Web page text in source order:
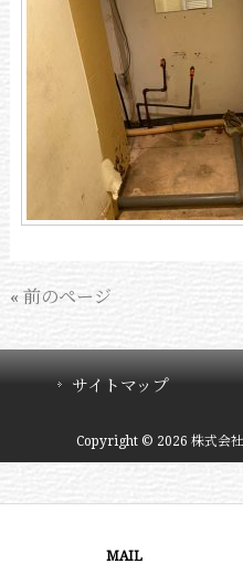
« 前のページ
サイトマップ
Copyright © 2026 株式会
MAIL